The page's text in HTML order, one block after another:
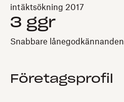
intäktsökning 2017
3 ggr
Snabbare lånegodkännanden
Företagsprofil